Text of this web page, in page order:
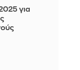
για